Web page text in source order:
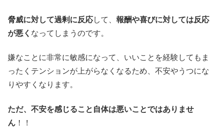
脅威に対して過剰に反応して、 報酬や喜びに対しては反応
が悪く なってしまうのです。
嫌なことに非常に敏感になって、いいことを経験してもま
ったくテンションが上がらなくなるため、不安やうつにな
りやすくなります。
ただ、不安を感じること自体は悪いことではありませ
ん ！！